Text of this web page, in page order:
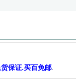
保证.买百免邮.